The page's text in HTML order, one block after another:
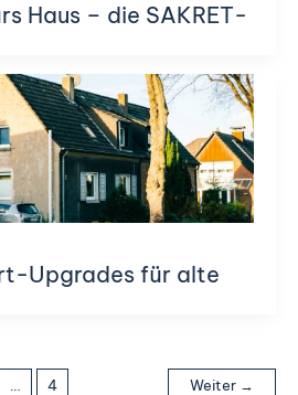
Haus – die SAKRET-
Upgrades für alte
4 Weiter →